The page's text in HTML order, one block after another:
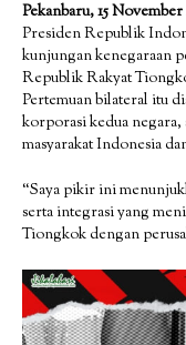
Pekanbaru, 15 November
Presiden Republik
kunjungan kenegaraan
Republik Rakyat
Pertemuan bilateral itu
korporasi kedua
masyarakat Indonesia
“Saya pikir ini
serta integrasi yang
Tiongkok dengan